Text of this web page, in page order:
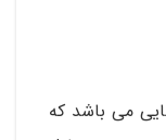
می باشد که